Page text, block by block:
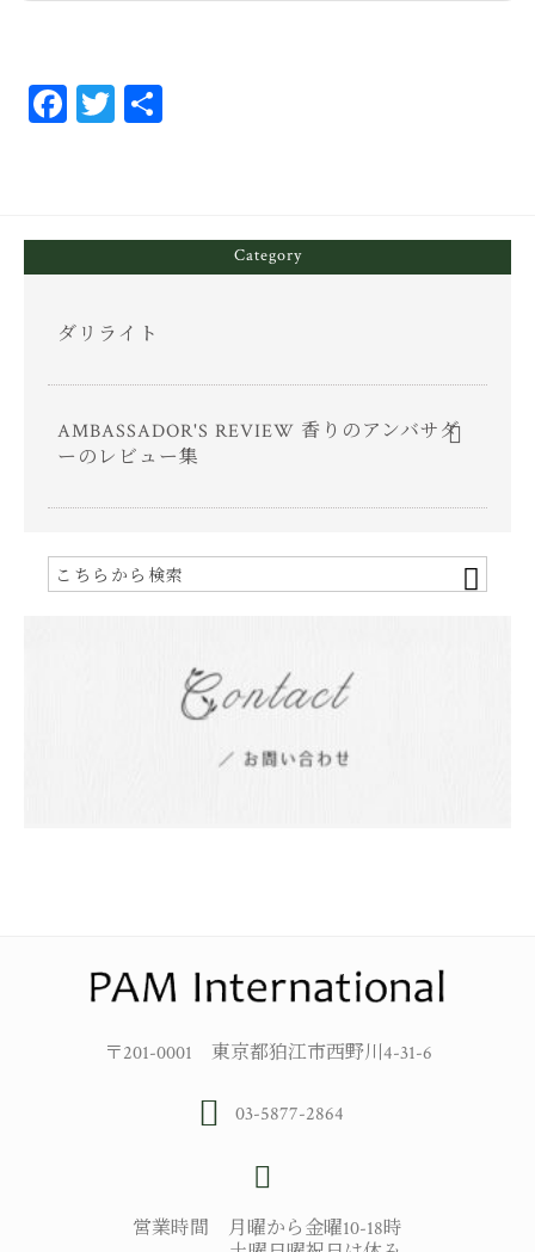
Fa T
Category
ダリライト
AMBASSADOR'S REVIEW 香りのアンバサダ
ーのレビュー集
〒201-0001 東京都狛江市西野川4-31-6
03-5877-2864
営業時間 月曜から金曜10-18時